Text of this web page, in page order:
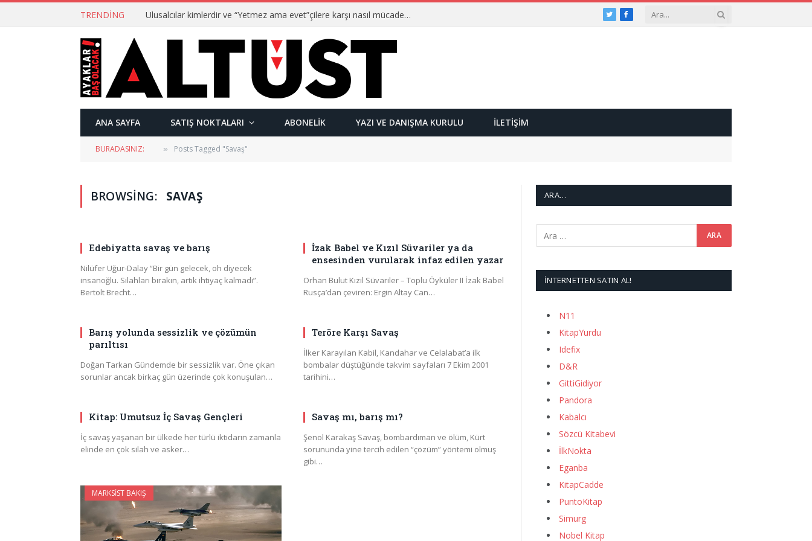
TRENDING Ulusalcılar kimlerdir ve “Yetmez ama evet”çilere karşı nasıl mücadele ederler? TwitterFacebook
ANA SAYFA SATIŞ NOKTALARI ABONELIK YAZI VE DANIŞMA KURULU İLETIŞIM
BURADASINIZ: » Posts Tagged "Savaş"
BROWSING: SAVAŞ
Edebiyatta savaş ve barış
Nilüfer Uğur-Dalay “Bir gün gelecek, oh diyecek
insanoğlu. Silahları bırakın, artık ihtiyaç kalmadı”.
Bertolt Brecht…
İzak Babel ve Kızıl Süvariler ya da
ensesinden vurularak infaz edilen yazar
Orhan Bulut Kızıl Süvariler – Toplu Öyküler II İzak Babel
Rusça’dan çeviren: Ergin Altay Can…
Barış yolunda sessizlik ve çözümün
parıltısı
Doğan Tarkan Gündemde bir sessizlik var. Öne çıkan
sorunlar ancak birkaç gün üzerinde çok konuşulan…
Teröre Karşı Savaş
İlker Karayılan Kabil, Kandahar ve Celalabat’a ilk
bombalar düştüğünde takvim sayfaları 7 Ekim 2001
tarihini…
Kitap: Umutsuz İç Savaş Gençleri
İç savaş yaşanan bir ülkede her türlü iktidarın zamanla
elinde en çok silah ve asker…
Savaş mı, barış mı?
Şenol Karakaş Savaş, bombardıman ve ölüm, Kürt
sorununda yine tercih edilen “çözüm” yöntemi olmuş
gibi…
MARKSIST BAKIŞ
ARA…
İNTERNETTEN SATIN AL!
N11
KitapYurdu
Idefix
D&R
GittiGidiyor
Pandora
Kabalcı
Sözcü Kitabevi
İlkNokta
Eganba
KitapCadde
PuntoKitap
Simurg
Nobel Kitap